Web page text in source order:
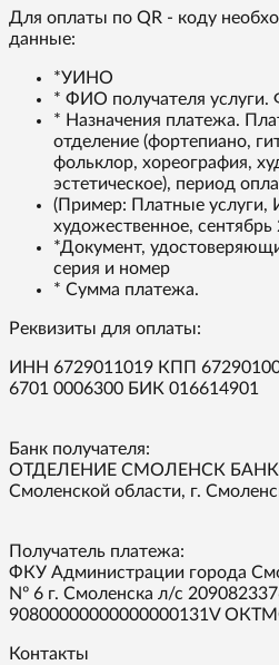
Для оплаты по QR - коду
данные:
*УИНО
* ФИО получателя
* Назначения платежа.
отделение (фортепиано,
фольклор, хореография,
эстетическое), период
(Пример: Платные услуги,
художественное, сентябрь
*Документ,
серия и номер
* Сумма платежа.
Реквизиты для оплаты:
ИНН 6729011019 КПП
6701 0006300 БИК 016614901
Банк получателя:
ОТДЕЛЕНИЕ СМОЛЕНСК
Смоленской области, г.
Получатель платежа:
ФКУ Администрации города
Nº 6 г. Смоленска л/с
90800000000000000131V
Контакты